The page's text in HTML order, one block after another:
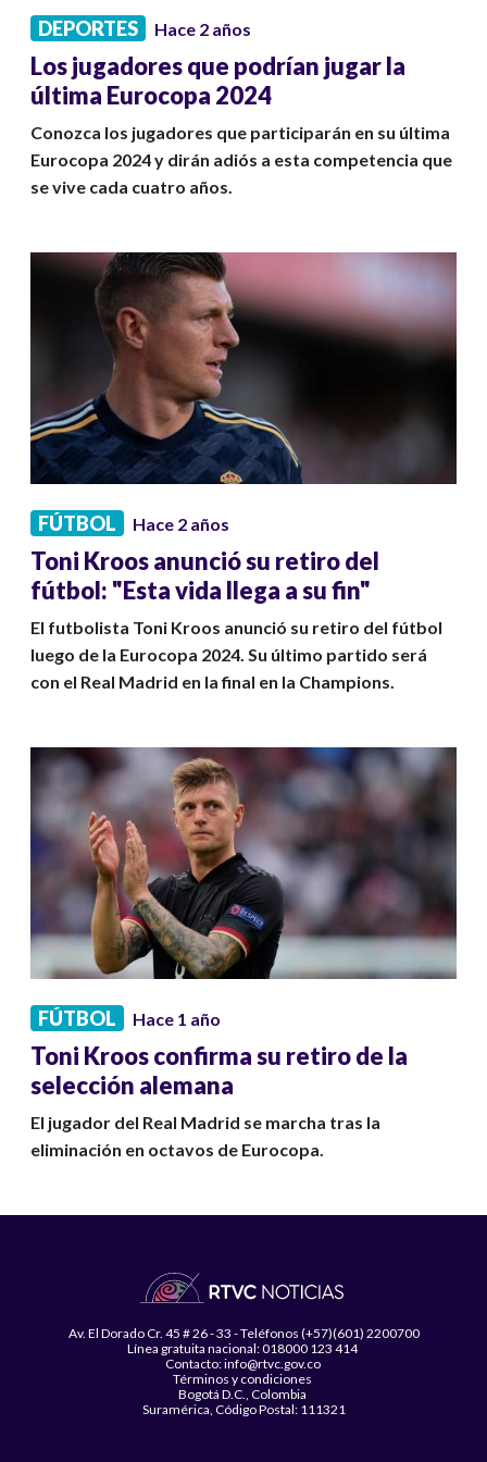
DEPORTES Hace 2 años
Los jugadores que podrían jugar la
última Eurocopa 2024
Conozca los jugadores que participarán en su última
Eurocopa 2024 y dirán adiós a esta competencia que
se vive cada cuatro años.
FÚTBOL Hace 2 años
Toni Kroos anunció su retiro del
fútbol: "Esta vida llega a su fin"
El futbolista Toni Kroos anunció su retiro del fútbol
luego de la Eurocopa 2024. Su último partido será
con el Real Madrid en la final en la Champions.
FÚTBOL Hace 1 año
Toni Kroos confirma su retiro de la
selección alemana
El jugador del Real Madrid se marcha tras la
eliminación en octavos de Eurocopa.
Av. El Dorado Cr. 45 # 26 - 33 - Teléfonos (+57)(601) 2200700
Línea gratuita nacional: 018000 123 414
Contacto: info@rtvc.gov.co
Términos y condiciones
Bogotá D.C., Colombia
Suramérica, Código Postal: 111321